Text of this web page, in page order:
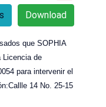
Download
que SOPHIA
Licencia de
para intervenir el
14 No. 25-15